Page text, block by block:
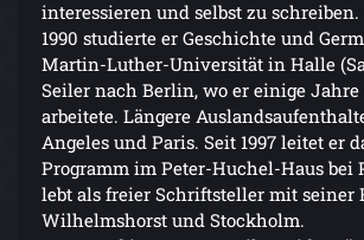
interessieren und selbst zu
1990 studierte er Geschichte und
Martin-Luther-Universität in Halle
Seiler nach Berlin, wo er einige
arbeitete. Längere
Angeles und Paris. Seit 1997 leitet er
Programm im Peter-Huchel-Haus bei
lebt als freier Schriftsteller mit seiner
Wilhelmshorst und Stockholm.